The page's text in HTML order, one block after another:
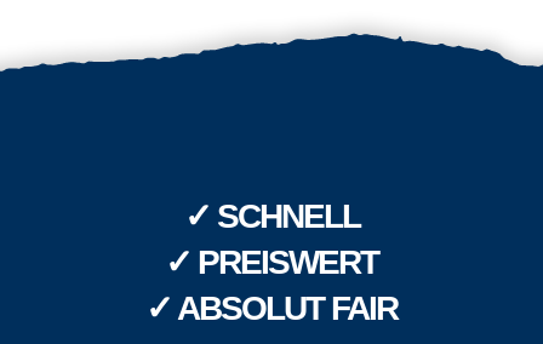
✓ SCHNELL
✓ PREISWERT
✓ ABSOLUT FAIR